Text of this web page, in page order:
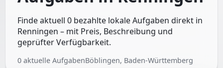
Finde aktuell 0 bezahlte lokale Aufgaben direkt in
Renningen – mit Preis, Beschreibung und
geprüfter Verfügbarkeit.
0 aktuelle AufgabenBöblingen, Baden-Württemberg